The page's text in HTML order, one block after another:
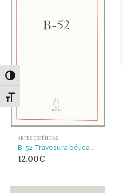
Alternar alto contraste
Alternar tamaño de letra
ARTES ESCÉNICAS
12,00€